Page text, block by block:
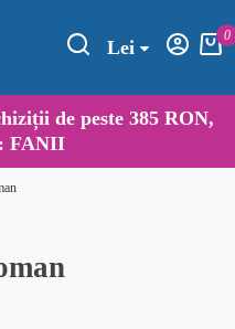
Lei
0
de peste 385 RON,
FANII